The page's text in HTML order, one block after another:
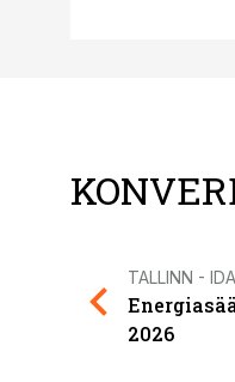
TALLINN -
2026